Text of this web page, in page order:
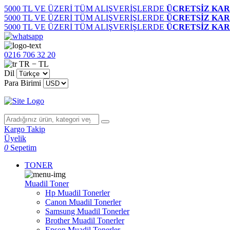
5000 TL VE ÜZERİ TÜM ALIŞVERİŞLERDE ÜCRETSİZ
5000 TL VE ÜZERİ TÜM ALIŞVERİŞLERDE ÜCRETSİZ
5000 TL VE ÜZERİ TÜM ALIŞVERİŞLERDE ÜCRETSİZ
0216 706 32 20
TR − TL
Dil
Para Birimi
Kargo Takip
Üyelik
0 Sepetim
TONER
Muadil Toner
Hp Muadil Tonerler
Canon Muadil Tonerler
Samsung Muadil Tonerler
Brother Muadil Tonerler